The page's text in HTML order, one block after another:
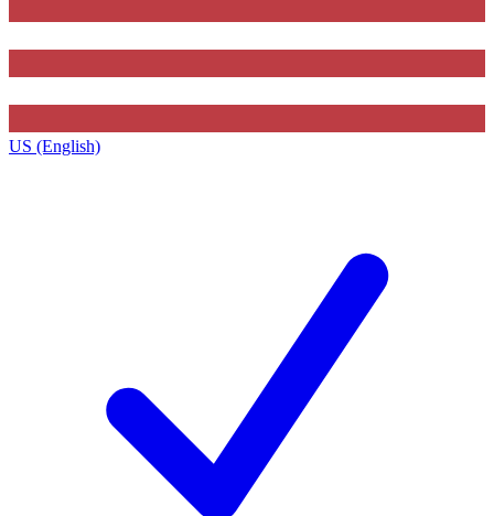
US (English)